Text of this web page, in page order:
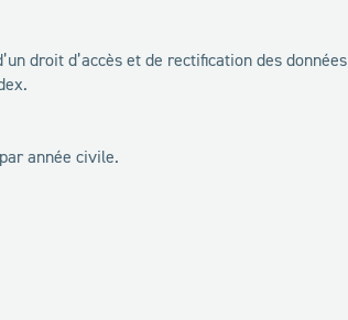
droit d’accès et de rectification des données
année civile.